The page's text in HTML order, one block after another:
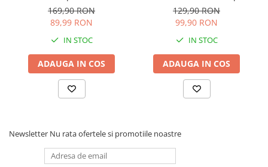
Articole hranire bebelusi
Biberoane, tetine si accesorii
Scaune de masa bebe
Carti pentru copii
Atlase si enciclopedii pentru copii
Carti pentru Bebelusi
Casute si corturi copii
Colaci, ochelari si accesorii inot
48 Servețele = 288 Servețele
pentru Bebeluși, protejează
împotriva iritațiilor pielii,
loțiune delicată cu 99% apă
pura
169,90 RON
89,99 RON
IN STOC
ADAUGA IN COS
432 buc
129,90 RON
99,90 RON
IN STOC
ADAUGA IN COS
Newsletter Nu rata ofertele si promotiile noastre